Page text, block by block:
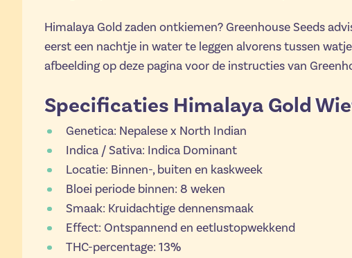
Himalaya Gold zaden ontkiemen? Greenhouse Seeds
eerst een nachtje in water te leggen alvorens tussen
afbeelding op deze pagina voor de instructies van
Specificaties Himalaya Gold
Genetica: Nepalese x North Indian
Indica / Sativa: Indica Dominant
Locatie: Binnen-, buiten en kaskweek
Bloei periode binnen: 8 weken
Smaak: Kruidachtige dennensmaak
Effect: Ontspannend en eetlustopwekkend
THC-percentage: 13%